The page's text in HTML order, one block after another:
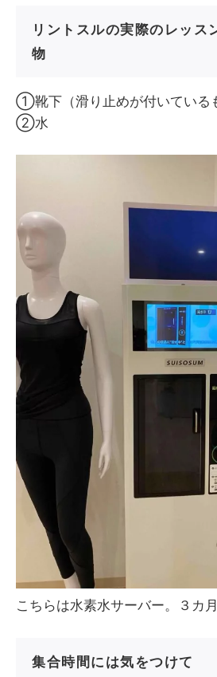
リントスルの実際のレッス
物
①靴下（滑り止めが付いている
②水
こちらは水素水サーバー。３カ
集合時間には気をつけて